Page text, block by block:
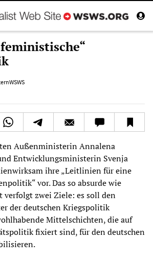
Außenministerin Annalena
Entwicklungsministerin Svenja
ihre „Leitlinien für eine
vor. Das so absurde wie
verfolgt zwei Ziele: es soll den
der deutschen Kriegspolitik
Mittelschichten, die auf
fixiert sind, für den deutschen